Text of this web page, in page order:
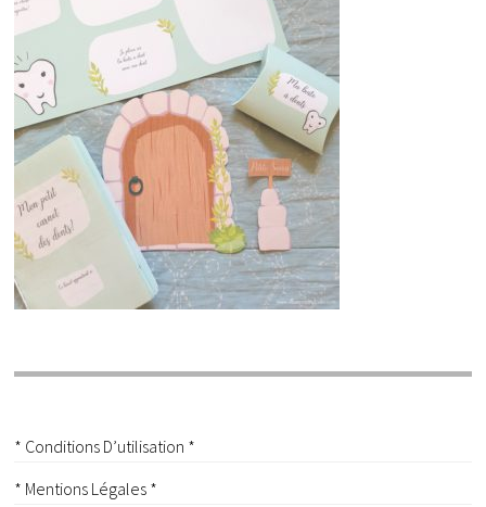
* Conditions D’utilisation *
* Mentions Légales *